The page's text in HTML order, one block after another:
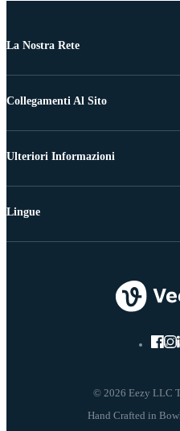
La Nostra Rete
Collegamenti Al Sito
Ulteriori Informazioni
© 2026 Eezy LLC
Lingue